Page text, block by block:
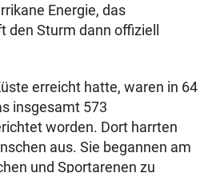
Energie, das
Sturm dann offiziell
erreicht hatte, waren in 64
insgesamt 573
worden. Dort harrten
aus. Sie begannen am
und Sportarenen zu